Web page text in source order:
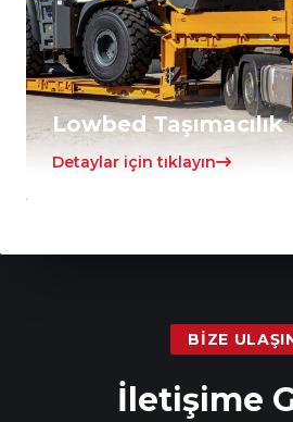
Lowbed Taşımacılık
Detaylar için tıklayın
BIZE
İletişime